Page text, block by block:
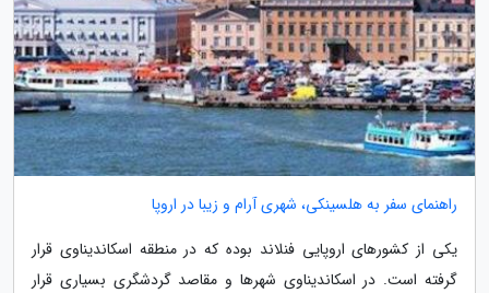
راهنمای سفر به هلسینکی، شهری آرام و زیبا در اروپا
یکی از کشورهای اروپایی فنلاند بوده که در منطقه اسکاندیناوی قرار
گرفته است. در اسکاندیناوی شهرها و مقاصد گردشگری بسیاری قرار